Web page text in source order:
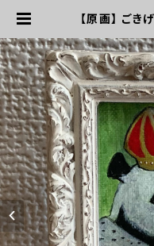
【原画】 ご